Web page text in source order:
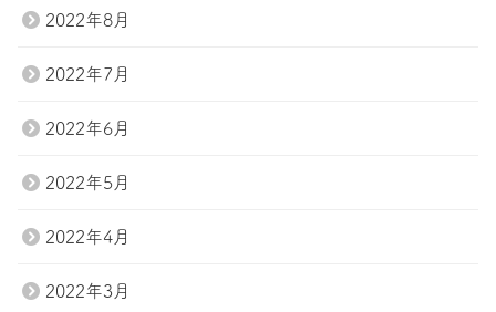
2022年8月
2022年7月
2022年6月
2022年5月
2022年4月
2022年3月